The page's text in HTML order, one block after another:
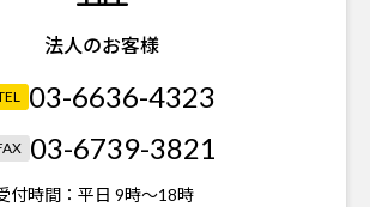
法人のお客様
03-6636-4323
03-6739-3821
付時間： 平日 9時～18時